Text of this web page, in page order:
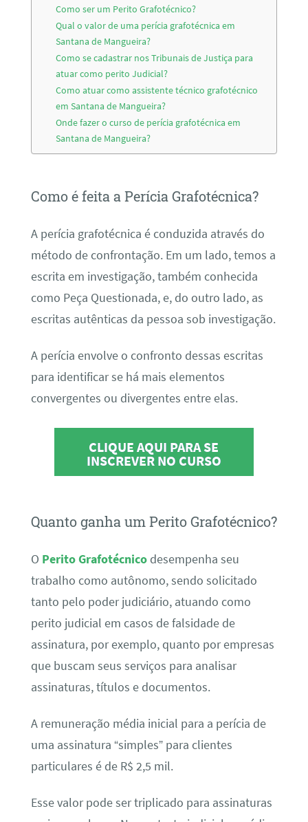
Como ser um Perito Grafotécnico?
Qual o valor de uma perícia grafotécnica em
Santana de Mangueira?
Como se cadastrar nos Tribunais de Justiça para
atuar como perito Judicial?
Como atuar como assistente técnico grafotécnico
em Santana de Mangueira?
Onde fazer o curso de perícia grafotécnica em
Santana de Mangueira?
Como é feita a Perícia Grafotécnica?
A perícia grafotécnica é conduzida através do
método de confrontação. Em um lado, temos a
escrita em investigação, também conhecida
como Peça Questionada, e, do outro lado, as
escritas autênticas da pessoa sob investigação.
A perícia envolve o confronto dessas escritas
para identificar se há mais elementos
convergentes ou divergentes entre elas.
CLIQUE AQUI PARA SE
INSCREVER NO CURSO
Quanto ganha um Perito Grafotécnico?
O Perito Grafotécnicodesempenha seu
trabalho como autônomo, sendo solicitado
tanto pelo poder judiciário, atuando como
perito judicial em casos de falsidade de
assinatura, por exemplo, quanto por empresas
que buscam seus serviços para analisar
assinaturas, títulos e documentos.
A remuneração média inicial para a perícia de
uma assinatura “simples” para clientes
particulares é de R$ 2,5 mil.
Esse valor pode ser triplicado para assinaturas